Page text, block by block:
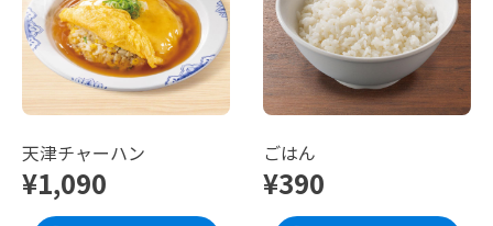
天津チャーハン
¥1,090
ごはん
¥390